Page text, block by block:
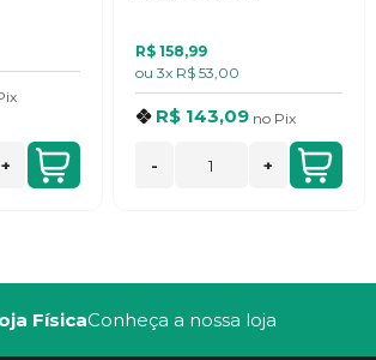
+
R$ 158,99
ou 3x R$ 53,00
R$ 143,09 no Pix
- +
FísicaConheça a nossa loja